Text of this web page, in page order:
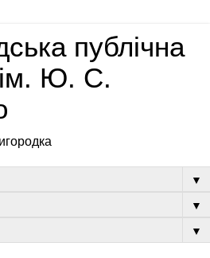
публічна
ім. Ю. С.
▼
▼
▼